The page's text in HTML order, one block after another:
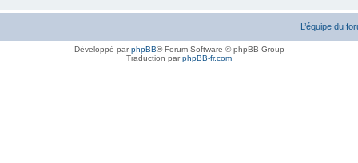
L’équipe du
Développé parphpBB® Forum Software © phpBB Group
Traduction parphpBB-fr.com